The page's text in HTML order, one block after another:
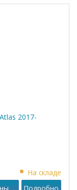
2017-
На складе
Подробно